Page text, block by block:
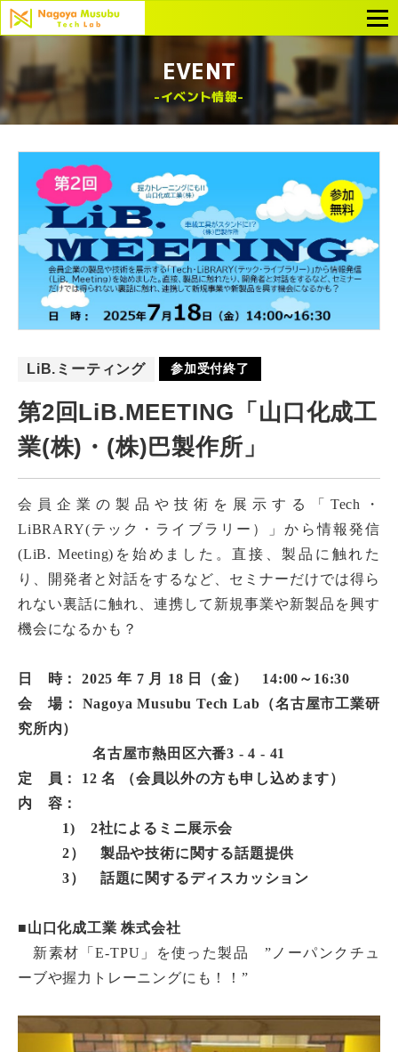
EVENT
イベント情報
LiB.ミーティング 参加受付終了
第2回LiB.MEETING「山口化成工
業(株)・(株)巴製作所」
会員企業の製品や技術を展示する「Tech・
LiBRARY(テック・ライブラリー）」から情報発信
(LiB. Meeting)を始めました。直接、製品に触れた
り、開発者と対話をするなど、セミナーだけでは得ら
れない裏話に触れ、連携して新規事業や新製品を興す
機会になるかも？
日 時： 2025 年 7 月 18 日（金） 14:00～16:30
会 場： Nagoya Musubu Tech Lab（名古屋市工業研
究所内）
名古屋市熱田区六番3 - 4 - 41
定 員： 12 名 （会員以外の方も申し込めます）
内 容：
1) 2社によるミニ展示会
2） 製品や技術に関する話題提供
3） 話題に関するディスカッション
■山口化成工業 株式会社
新素材「E-TPU」を使った製品 ”ノーパンクチュ
ーブや握力トレーニングにも！！”